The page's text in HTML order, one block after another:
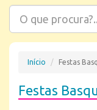
Início Festas
Festas